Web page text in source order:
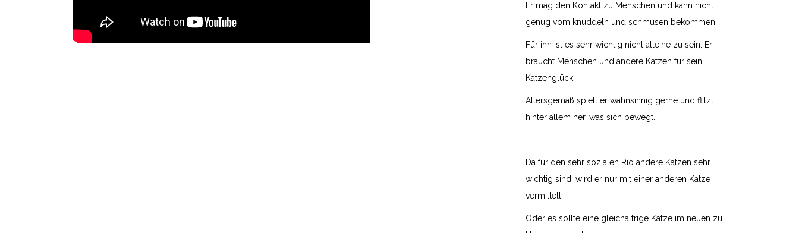
Er mag den Kontakt zu Menschen und kann nicht
genug vom knuddeln und schmusen bekommen.
Für ihn ist es sehr wichtig nicht alleine zu sein. Er
braucht Menschen und andere Katzen für sein
Katzenglück.
Altersgemäß spielt er wahnsinnig gerne und flitzt
hinter allem her, was sich bewegt.
Da für den sehr sozialen Rio andere Katzen sehr
wichtig sind, wird er nur mit einer anderen Katze
vermittelt.
Oder es sollte eine gleichaltrige Katze im neuen zu